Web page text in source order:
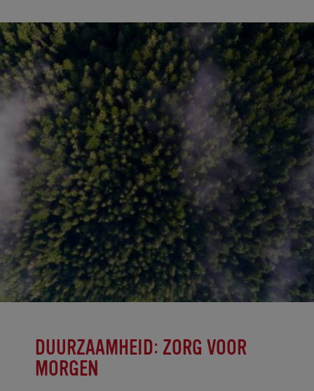
DUURZAAMHEID: ZORG VOOR
MORGEN